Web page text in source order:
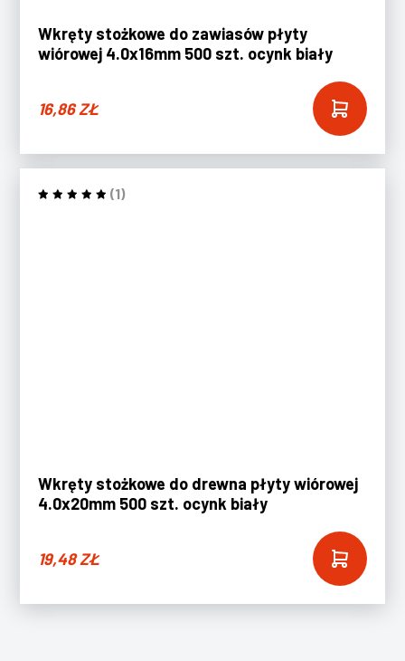
Wkręty stożkowe do zawiasów płyty
wiórowej 4.0x16mm 500 szt. ocynk biały
16,86ZŁ
(1)
Wkręty stożkowe do drewna płyty wiórowej
4.0x20mm 500 szt. ocynk biały
19,48ZŁ